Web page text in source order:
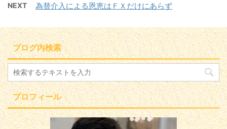
NEXT 為替介入による恩恵はＦＸだけにあらず
ブログ内検索
プロフィール